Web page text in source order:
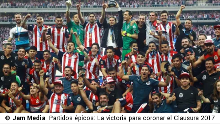
© Jam Media Partidos épicos: La victoria para coronar el Clausura 2017